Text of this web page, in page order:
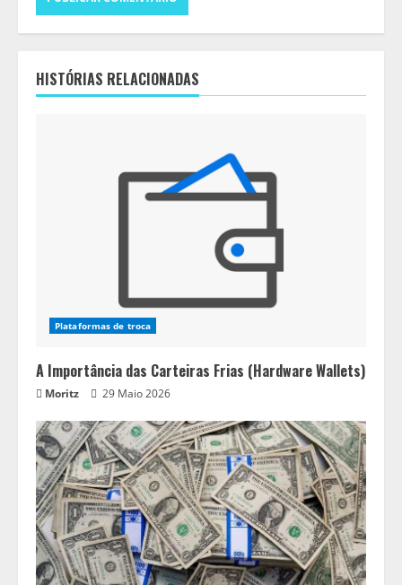
HISTÓRIAS RELACIONADAS
Plataformas de troca
A Importância das Carteiras Frias (Hardware Wallets)
Moritz 29 Maio 2026